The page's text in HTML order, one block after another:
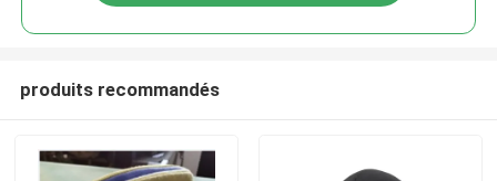
produits recommandés